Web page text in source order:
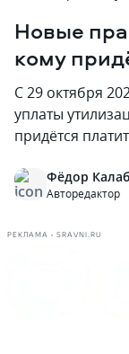
Новые
кому
С 29 октября
уплаты
придётся
Фёдор
Авторедактор
РЕКЛАМА • SRAVNI.RU